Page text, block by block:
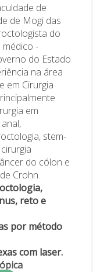
de
de Mogi das
do
médico -
do Estado
na área
em Cirurgia
em
stem-
do cólon e
Crohn.
reto e
por método
com laser.